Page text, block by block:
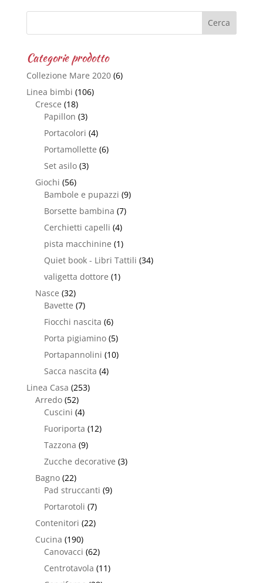
Categorie prodotto
Collezione Mare 2020 (6)
Linea bimbi (106)
Cresce (18)
Papillon (3)
Portacolori (4)
Portamollette (6)
Set asilo (3)
Giochi (56)
Bambole e pupazzi (9)
Borsette bambina (7)
Cerchietti capelli (4)
pista macchinine (1)
Quiet book - Libri Tattili (34)
valigetta dottore (1)
Nasce (32)
Bavette (7)
Fiocchi nascita (6)
Porta pigiamino (5)
Portapannolini (10)
Sacca nascita (4)
Linea Casa (253)
Arredo (52)
Cuscini (4)
Fuoriporta (12)
Tazzona (9)
Zucche decorative (3)
Bagno (22)
Pad struccanti (9)
Portarotoli (7)
Contenitori (22)
Cucina (190)
Canovacci (62)
Centrotavola (11)